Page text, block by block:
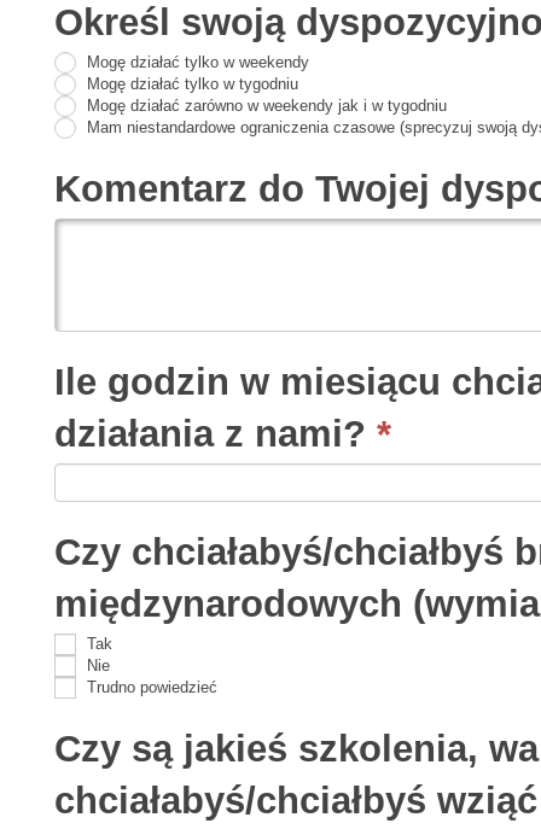
Określ swoją
Mogę działać tylko w weekendy
Mogę działać tylko w tygodniu
Mogę działać zarówno w weekendy jak i w tygodniu
Mam niestandardowe ograniczenia czasowe (sprecyzuj swoją
Komentarz do Twojej
Ile godzin w miesiącu
działania z nami? *
Czy chciałabyś/chciałbyś
międzynarodowych
Tak
Nie
Trudno powiedzieć
Czy są jakieś szkolenia,
chciałabyś/chciałbyś